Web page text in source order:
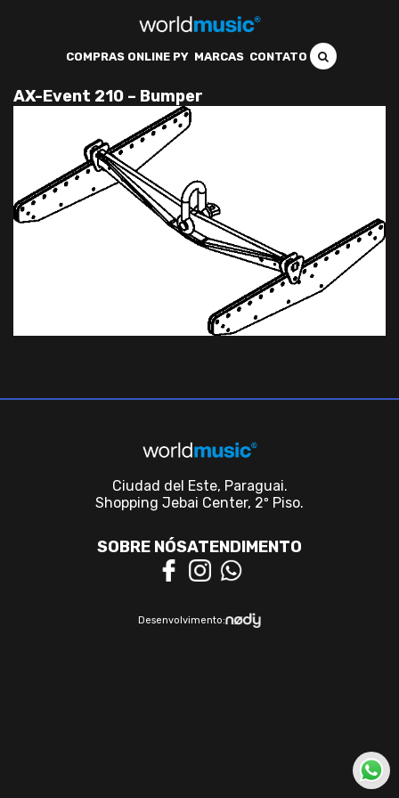
COMPRAS ONLINE PY MARCAS CONTATO
AX-Event 210 – Bumper
Ciudad del Este, Paraguai.
Shopping Jebai Center, 2º Piso.
SOBRE NÓSATENDIMENTO
Desenvolvimento: